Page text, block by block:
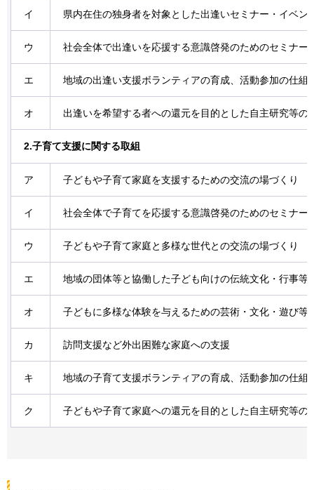
イ 県内在住の独身者を対象とした出逢いセミナー・イベン
ウ 社会全体で出逢いを応援する意識啓発のためのセミナー
エ 地域の出逢い支援ボランティアの育成、活動参加の仕組
オ 出逢いを希望する者への還元を目的とした自主研究等の
2.子育て支援に関する取組
ア 子どもや子育て家庭を支援するための交流の場づくり
イ 社会全体で子育てを応援する意識啓発のためのセミナー
ウ 子どもや子育て家庭と多様な世代との交流の場づくり
エ 地域の団体等と協働した子ども向けの伝統文化・行事等
オ 子どもに多様な体験を与えるための芸術・文化・遊び等
カ 訪問支援など外出困難な家庭への支援
キ 地域の子育て支援ボランティアの育成、活動参加の仕組
ク 子どもや子育て家庭への還元を目的とした自主研究等の